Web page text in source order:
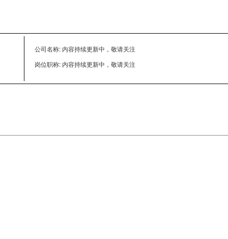
公司名称: 内容持续更新中，敬请关注
岗位职称: 内容持续更新中，敬请关注